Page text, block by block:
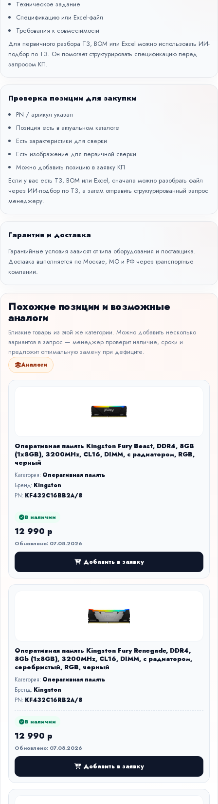
Техническое задание
Спецификацию или Excel-файл
Требования к совместимости
Для первичного разбора ТЗ, BOM или Excel можно использовать ИИ-
подбор по ТЗ. Он помогает структурировать спецификацию перед
запросом КП.
Проверка позиции для закупки
PN / артикул указан
Позиция есть в актуальном каталоге
Есть характеристики для сверки
Есть изображение для первичной сверки
Можно добавить позицию в заявку КП
Если у вас есть ТЗ, BOM или Excel, сначала можно разобрать файл
через ИИ-подбор по ТЗ, а затем отправить структурированный запрос
менеджеру.
Гарантия и доставка
Гарантийные условия зависят от типа оборудования и поставщика.
Доставка выполняется по Москве, МО и РФ через транспортные
компании.
Похожие позиции и возможные
аналоги
Близкие товары из этой же категории. Можно добавить несколько
вариантов в запрос — менеджер проверит наличие, сроки и
предложит оптимальную замену при дефиците.
Аналоги
Оперативная память Kingston Fury Beast, DDR4, 8GB
(1x8GB), 3200MHz, CL16, DIMM, с радиатором, RGB,
черный
Категория: Оперативная память
Бренд: Kingston
PN: KF432C16BB2A/8
В наличии
12 990 р
Обновлено: 07.08.2026
Добавить в заявку
Оперативная память Kingston Fury Renegade, DDR4,
8Gb (1x8GB), 3200MHz, CL16, DIMM, с радиатором,
серебристый, RGB, черный
Категория: Оперативная память
Бренд: Kingston
PN: KF432C16RB2A/8
В наличии
12 990 р
Обновлено: 07.08.2026
Добавить в заявку